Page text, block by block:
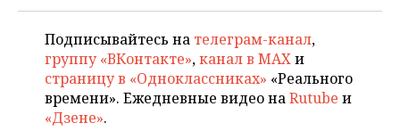
ВОДНЫЕ ВИДЫ СПОРТА
ХОККЕЙ С МЯЧОМ
ОБРАЗОВАНИЕ
ПРОИСШЕСТВИЯ
Подписывайтесь на телеграм-канал,
группу «ВКонтакте»,канал в MAXи
страницу в «Одноклассниках» «Реального
времени». Ежедневные видео наRutube и
«Дзене».